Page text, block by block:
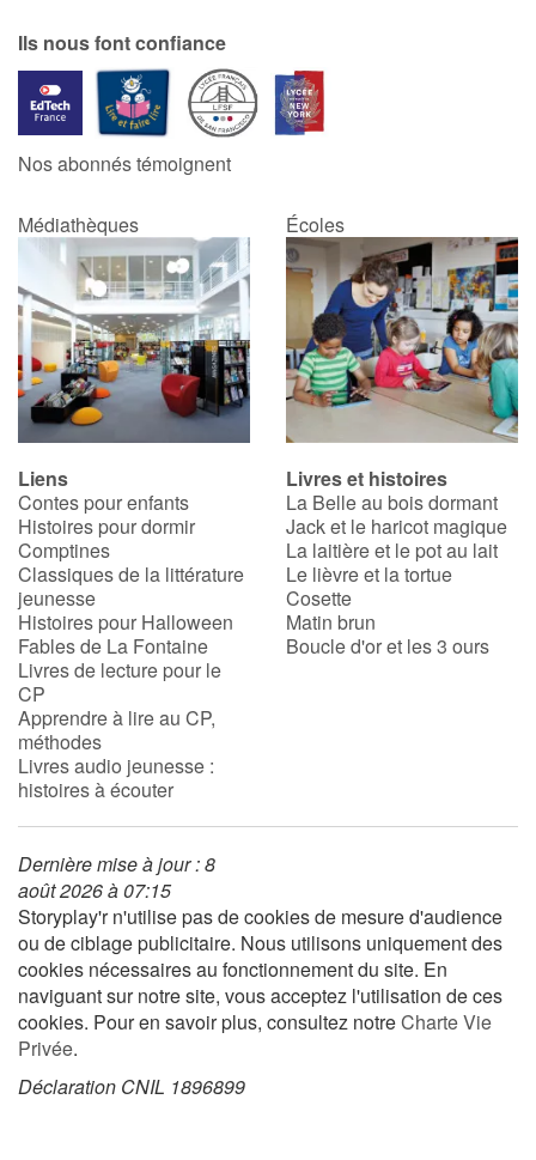
Ils nous font confiance
Nos abonnés témoignent
Médiathèques Écoles
Liens
Contes pour enfants
Histoires pour dormir
Comptines
Classiques de la littérature
jeunesse
Histoires pour Halloween
Fables de La Fontaine
Livres de lecture pour le
CP
Apprendre à lire au CP,
méthodes
Livres audio jeunesse :
histoires à écouter
Livres et histoires
La Belle au bois dormant
Jack et le haricot magique
La laitière et le pot au lait
Le lièvre et la tortue
Cosette
Matin brun
Boucle d'or et les 3 ours
Dernière mise à jour : 8
août 2026 à 07:15
Storyplay'r n'utilise pas de cookies de mesure d'audience
ou de ciblage publicitaire. Nous utilisons uniquement des
cookies nécessaires au fonctionnement du site. En
naviguant sur notre site, vous acceptez l'utilisation de ces
cookies. Pour en savoir plus, consultez notreCharte Vie
Privée.
Déclaration CNIL 1896899